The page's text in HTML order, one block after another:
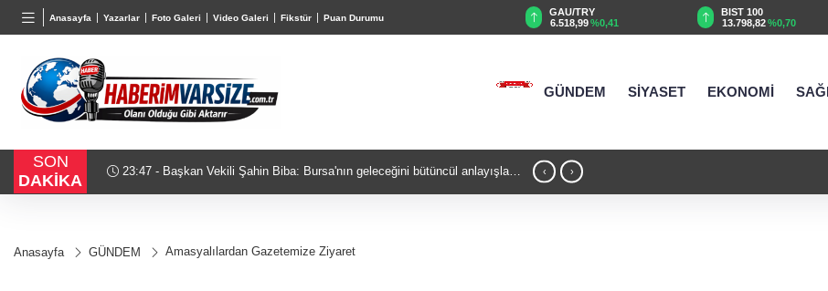
Anasayfa Yazarlar Foto Galeri Video Galeri Fikstür Puan Durumu
BGN
27,9743 %-0,22
VND
0,0018%0,23
6.518,99
BIST 100
13.798,82%0,70
USD
47,6929%0,16
GÜNDEM SİYASET EKONOMİ
SON
DAKİKA
23:03 - Cumhurbaşkanı Erdoğan, Suudi Arabistan yolcusu 22:47 - Bursa’da TEKNOSAB KOBİ
‹ ›
Anasayfa GÜNDEM Amasyalılardan Gazetemize Ziyaret